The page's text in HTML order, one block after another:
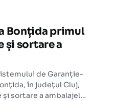
Bonțida primul
și sortare a
de Garanție-
în județul Cluj,
sortare a ambalajelor